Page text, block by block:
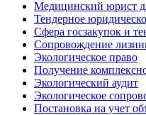
Медицинский юрист
Тендерное
Сфера госзакупок и
Сопровождение
Экологическое право
Получение
Экологический аудит
Экологическое
Постановка на учет